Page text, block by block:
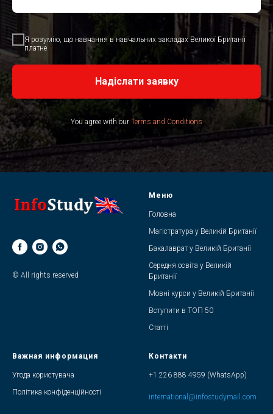
Я розумію, що навчання в навчальних закладах Великої Британії
платне
Надіслати заявку
You agree with our Terms and Conditions
© All rights reserved
Меню
Головна
Магістратура у Великій Британії
Бакалаврат у Великій Британії
Середня освіта у Великій
Британії
Мовні курси у Великій Британії
Вступити в ТОП 50
Статті
Важная информация
Угода користувача
Політика конфіденційності
Контакти
+1 226 888 4959 (WhatsApp)
international@infostudymail.com